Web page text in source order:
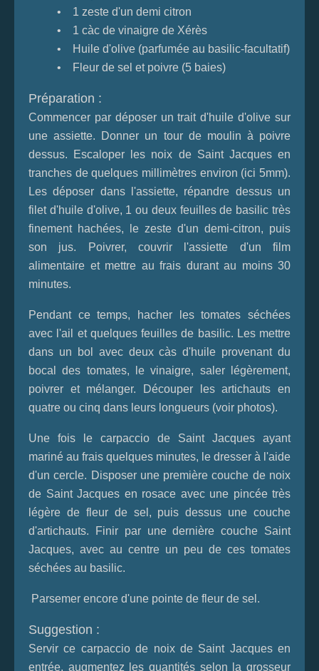
• 1 zeste d'un demi citron
• 1 càc de vinaigre de Xérès
• Huile d'olive (parfumée au basilic-facultatif)
• Fleur de sel et poivre (5 baies)
Préparation :
Commencer par déposer un trait d'huile d'olive sur
une assiette. Donner un tour de moulin à poivre
dessus. Escaloper les noix de Saint Jacques en
tranches de quelques millimètres environ (ici 5mm).
Les déposer dans l'assiette, répandre dessus un
filet d'huile d'olive, 1 ou deux feuilles de basilic très
finement hachées, le zeste d'un demi-citron, puis
son jus. Poivrer, couvrir l'assiette d'un film
alimentaire et mettre au frais durant au moins 30
minutes.
Pendant ce temps, hacher les tomates séchées
avec l'ail et quelques feuilles de basilic. Les mettre
dans un bol avec deux càs d'huile provenant du
bocal des tomates, le vinaigre, saler légèrement,
poivrer et mélanger. Découper les artichauts en
quatre ou cinq dans leurs longueurs (voir photos).
Une fois le carpaccio de Saint Jacques ayant
mariné au frais quelques minutes, le dresser à l'aide
d'un cercle. Disposer une première couche de noix
de Saint Jacques en rosace avec une pincée très
légère de fleur de sel, puis dessus une couche
d'artichauts. Finir par une dernière couche Saint
Jacques, avec au centre un peu de ces tomates
séchées au basilic.
Parsemer encore d'une pointe de fleur de sel.
Suggestion :
Servir ce carpaccio de noix de Saint Jacques en
entrée, augmentez les quantités selon la grosseur